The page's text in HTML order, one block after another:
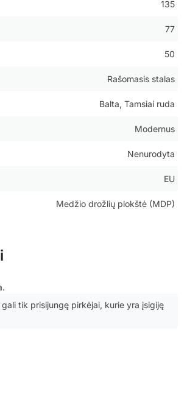
135
77
50
Rašomasis stalas
Balta, Tamsiai ruda
Modernus
Nenurodyta
EU
Medžio drožlių plokštė (MDP)
tik prisijungę pirkėjai, kurie yra įsigiję